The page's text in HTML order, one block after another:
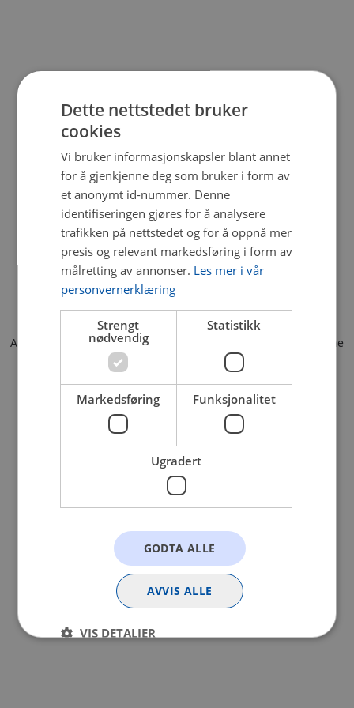
Application error: a client-side exception has occurred (see the
browser console for more information).
Dette nettstedet bruker
cookies
Vi bruker informasjonskapsler blant annet
for å gjenkjenne deg som bruker i form av
et anonymt id-nummer. Denne
identifiseringen gjøres for å analysere
trafikken på nettstedet og for å oppnå mer
presis og relevant markedsføring i form av
målretting av annonser. Les mer i vår
personvernerklæring
Strengt
nødvendig
Statistikk
Markedsføring Funksjonalitet
Ugradert
GODTA ALLE
AVVIS ALLE
VIS DETALJER